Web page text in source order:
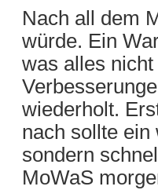
Nach all dem
würde. Ein
was alles
wiederholt.
nach sollte ein
sondern
MoWaS